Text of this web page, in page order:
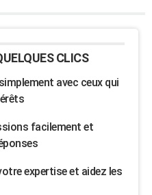
CLICS
avec ceux qui
facilement et
expertise et aidez les